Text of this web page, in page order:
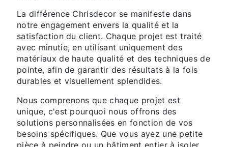
La différence Chrisdecor se manifeste dans
notre engagement envers la qualité et la
satisfaction du client. Chaque projet est traité
avec minutie, en utilisant uniquement des
matériaux de haute qualité et des techniques de
pointe, afin de garantir des résultats à la fois
durables et visuellement splendides.
Nous comprenons que chaque projet est
unique, c'est pourquoi nous offrons des
solutions personnalisées en fonction de vos
besoins spécifiques. Que vous ayez une petite
pièce à peindre ou un bâtiment entier à isoler,